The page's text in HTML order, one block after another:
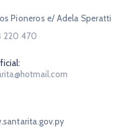
Pioneros e/ Adela Speratti
220 470